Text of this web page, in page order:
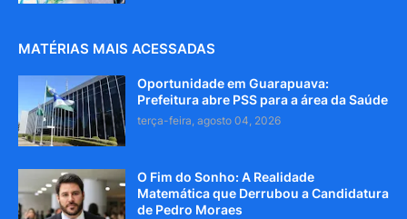
MATÉRIAS MAIS ACESSADAS
Oportunidade em Guarapuava:
Prefeitura abre PSS para a área da Saúde
terça-feira, agosto 04, 2026
O Fim do Sonho: A Realidade
Matemática que Derrubou a Candidatura
de Pedro Moraes